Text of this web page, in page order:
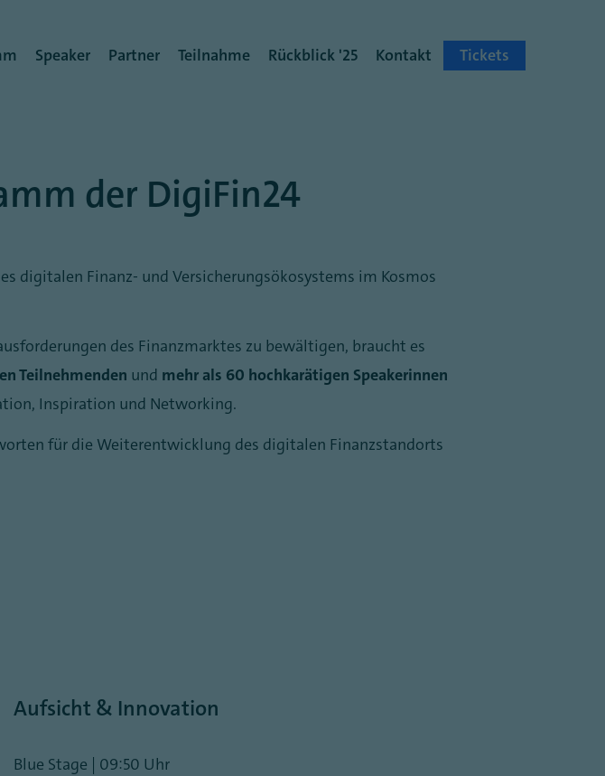
der DigiFin24
digitalen Finanz- und Versicherungsökosystems im Kosmos
des Finanzmarktes zu bewältigen, braucht es
Teilnehmenden und mehr als 60 hochkarätigen Speakerinnen
Inspiration und Networking.
für die Weiterentwicklung des digitalen Finanzstandorts
Aufsicht & Innovation
Blue Stage | 09:50 Uhr
Speaker Partner Teilnahme Rückblick '25 Kontakt Tickets